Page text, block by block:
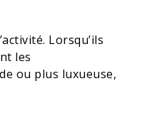
Lorsqu’ils
les
ou plus luxueuse,